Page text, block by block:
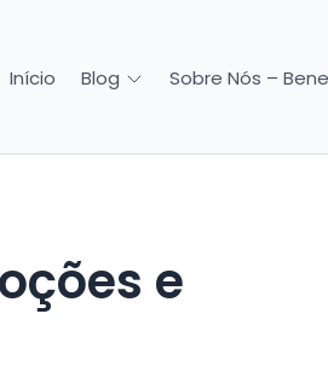
Início Blog Sobre Nós –